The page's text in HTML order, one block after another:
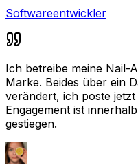
Softwareentwickler
Ich betreibe meine Nail-
Marke. Beides über ein
verändert, ich poste
Engagement ist
gestiegen.